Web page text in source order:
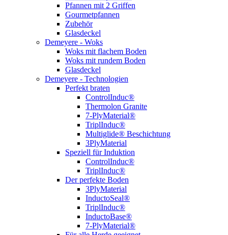
Pfannen mit 2 Griffen
Gourmetpfannen
Zubehör
Glasdeckel
Demeyere - Woks
Woks mit flachem Boden
Woks mit rundem Boden
Glasdeckel
Demeyere - Technologien
Perfekt braten
ControlInduc®
Thermolon Granite
7-PlyMaterial®
TriplInduc®
Multiglide® Beschichtung
3PlyMaterial
Speziell für Induktion
ControlInduc®
TriplInduc®
Der perfekte Boden
3PlyMaterial
InductoSeal®
TriplInduc®
InductoBase®
7-PlyMaterial®